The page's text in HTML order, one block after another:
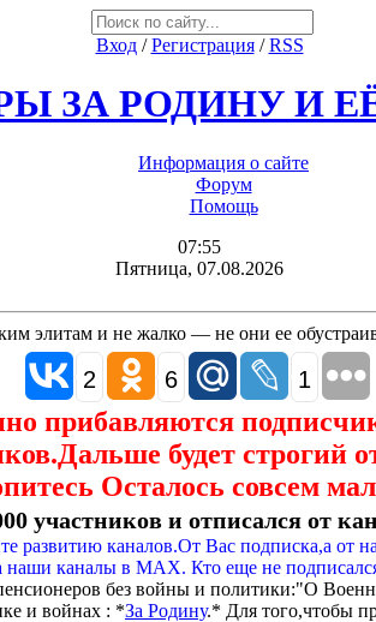
Вход/Регистрация/RSS
ЗА РОДИНУ И
Информация о сайте
Форум
Помощь
07:55
Пятница, 07.08.2026
элитам и не жалко — не они ее
2 6 1
прибавляются
будет строгий
Осталось совсем
участников и отписался от
каналов.От Вас подписка,а от
каналы в МАХ. Кто еще не
без войны и политики:"О
и войнах : *За Родину.* Для того,чтобы